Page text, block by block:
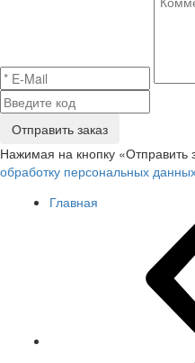
Отправить заказ
Нажимая на кнопку «Отправить
обработку персональных
Главная